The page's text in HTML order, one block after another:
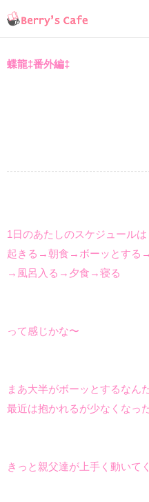
蝶龍‡番外編‡
1日のあたしのスケジュールは
起きる→朝食→ボーッとする
→風呂入る→夕食→寝る
って感じかな〜
まあ大半がボーッとするなん
最近は抱かれるが少なくなっ
きっと親父達が上手く動いて